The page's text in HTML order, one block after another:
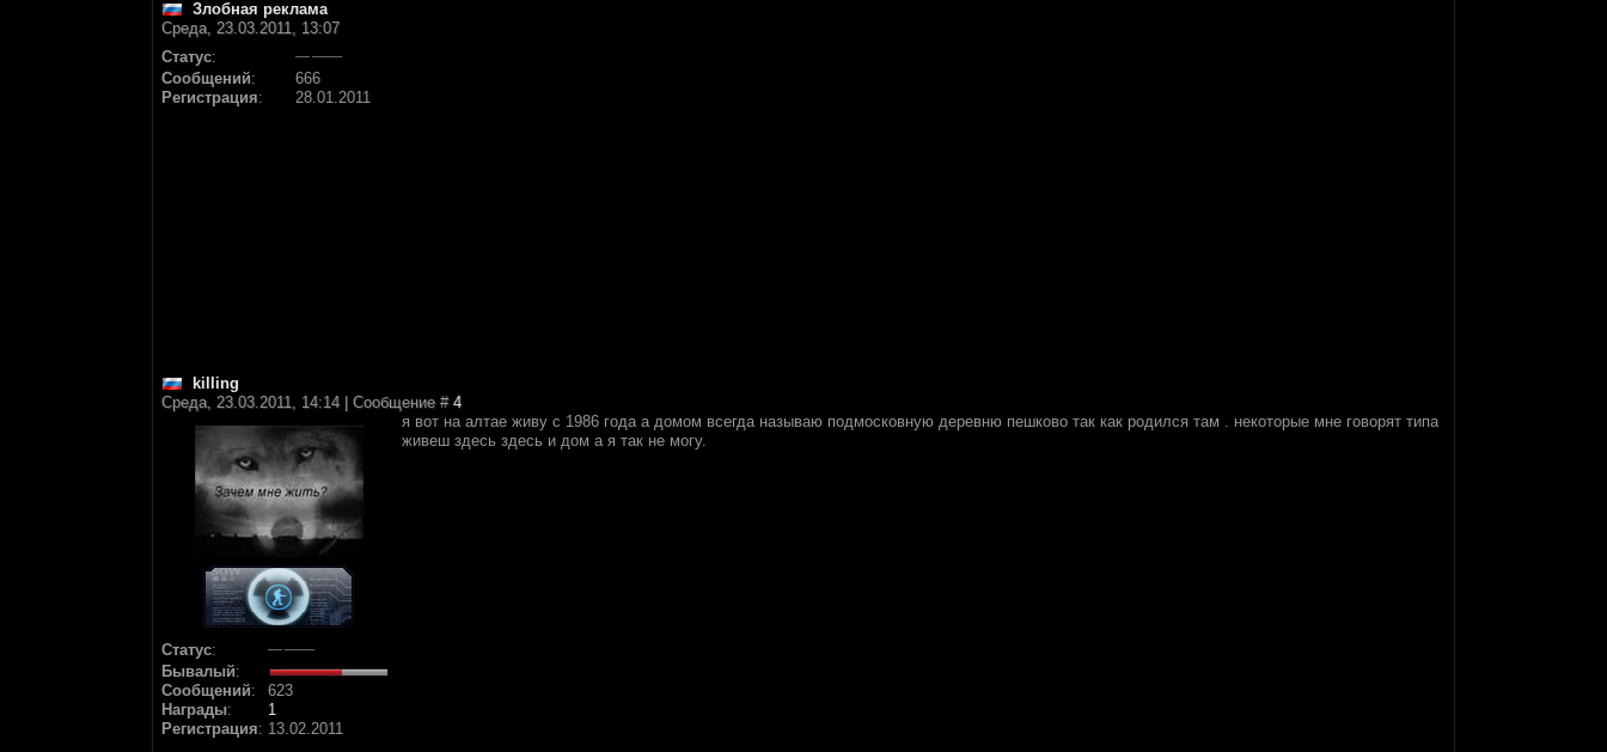
Злобная реклама
Среда, 23.03.2011, 13:07
Статус:
Сообщений:
666
Регистрация: 28.01.2011
killing
Среда, 23.03.2011, 14:14 | Сообщение # 4
Статус:
Бывалый:
Сообщений:
623
Награды:
1
Регистрация: 13.02.2011
я вот на алтае живу с 1986 года а домом всегда называю подмосковную деревню пешково так как родился там . некоторые мне говорят типа
живеш здесь здесь и дом а я так не могу.